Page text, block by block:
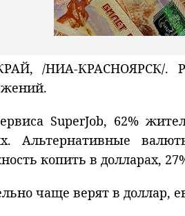
/НИА-КРАСНОЯРСК/.
SuperJob, 62%
Альтернативные
копить в долларах,
чаще верят в доллар,